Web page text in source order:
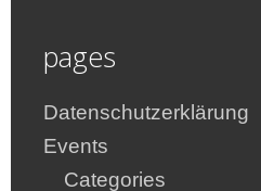
pages
Datenschutzerklärung
Events
Categories